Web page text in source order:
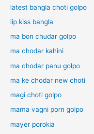
latest bangla choti golpo
lip kiss bangla
ma bon chudar golpo
ma chodar kahini
ma chodar panu golpo
ma ke chodar new choti
magi choti golpo
mama vagni porn golpo
mayer porokia